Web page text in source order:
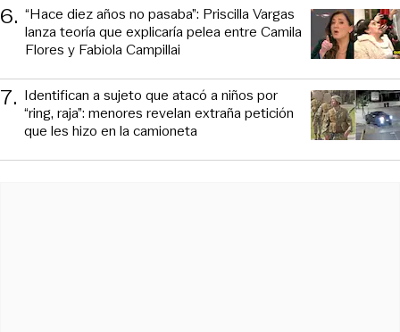
6. “Hace diez años no pasaba”: Priscilla Vargas
lanza teoría que explicaría pelea entre Camila
Flores y Fabiola Campillai
7. Identifican a sujeto que atacó a niños por
“ring, raja”: menores revelan extraña petición
que les hizo en la camioneta